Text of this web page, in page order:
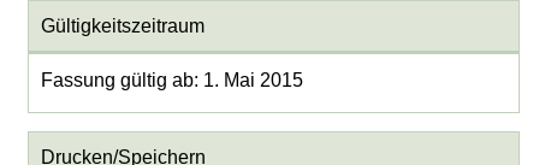
Gültigkeitszeitraum
Fassung gültig ab: 1. Mai 2015
Drucken/Speichern